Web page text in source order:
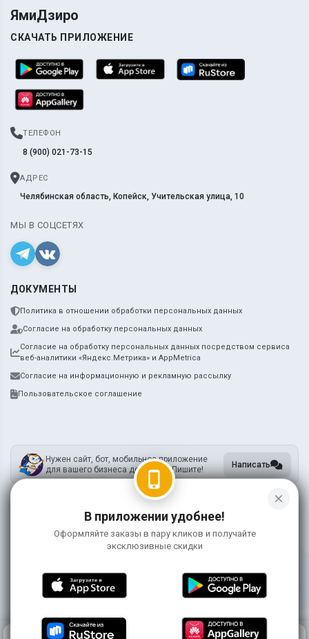
ЯмиДзиро
СКАЧАТЬ ПРИЛОЖЕНИЕ
ТЕЛЕФОН
8 (900) 021-73-15
АДРЕС
Челябинская область, Копейск, Учительская улица, 10
МЫ В СОЦСЕТЯХ
ДОКУМЕНТЫ
Политика в отношении обработки персональных данных
Согласие на обработку персональных данных
Согласие на обработку персональных данных посредством сервиса
веб-аналитики «Яндекс.Метрика» и AppMetrica
Согласие на информационную и рекламную рассылку
Пользовательское соглашение
Нужен сайт, бот, мобильное приложение
для вашего бизнеса доставки? Пишите!
Написать
ОГРНИП 318745600119755
2026 ЯмиДзиро
КОРЗИНА
0
close
phone_iphone
В приложении удобнее!
Оформляйте заказы в пару кликов и получайте
эксклюзивные скидки